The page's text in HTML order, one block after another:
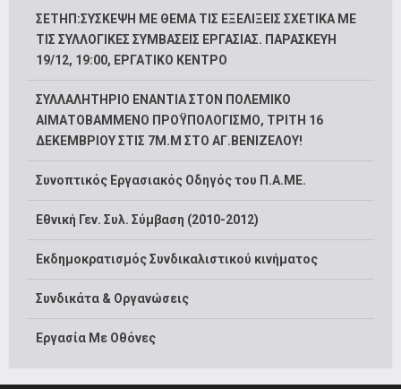
ΣΕΤΗΠ:ΣΥΣΚΕΨΗ ΜΕ ΘΕΜΑ ΤΙΣ ΕΞΕΛΙΞΕΙΣ ΣΧΕΤΙΚΑ ΜΕ
ΤΙΣ ΣΥΛΛΟΓΙΚΕΣ ΣΥΜΒΑΣΕΙΣ ΕΡΓΑΣΙΑΣ. ΠΑΡΑΣΚΕΥΗ
19/12, 19:00, ΕΡΓΑΤΙΚΟ ΚΕΝΤΡΟ
ΣΥΛΛΑΛΗΤΗΡΙΟ ΕΝΑΝΤΙΑ ΣΤΟΝ ΠΟΛΕΜΙΚΟ
ΑΙΜΑΤΟΒΑΜΜΕΝΟ ΠΡΟΫΠΟΛΟΓΙΣΜΟ, ΤΡΙΤΗ 16
ΔΕΚΕΜΒΡΙΟΥ ΣΤΙΣ 7Μ.Μ ΣΤΟ ΑΓ.ΒΕΝΙΖΕΛΟΥ!
Συνοπτικός Εργασιακός Οδηγός του Π.Α.ΜΕ.
Εθνική Γεν. Συλ. Σύμβαση (2010-2012)
Εκδημοκρατισμός Συνδικαλιστικού κινήματος
Συνδικάτα & Οργανώσεις
Εργασία Με Οθόνες